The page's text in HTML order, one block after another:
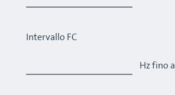
Intervallo FC
Hz fino a